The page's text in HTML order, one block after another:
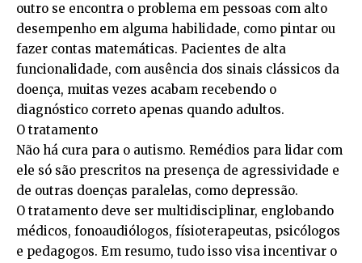
outro se encontra o problema em pessoas com alto
desempenho em alguma habilidade, como pintar ou
fazer contas matemáticas. Pacientes de alta
funcionalidade, com ausência dos sinais clássicos da
doença, muitas vezes acabam recebendo o
diagnóstico correto apenas quando adultos.
O tratamento
Não há cura para o autismo. Remédios para lidar com
ele só são prescritos na presença de agressividade e
de outras doenças paralelas, como depressão.
O tratamento deve ser multidisciplinar, englobando
médicos, fonoaudiólogos, físioterapeutas, psicólogos
e pedagogos. Em resumo, tudo isso visa incentivar o